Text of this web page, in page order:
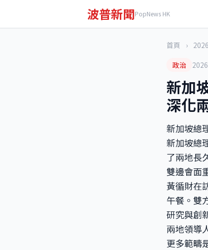
波普新聞PopNews HK
首頁 ›
政治
新加
深化
新加坡總
新加坡總
了兩地長
雙邊會面
黃循財在
午餐。雙
研究與創
兩地領導
更多範疇